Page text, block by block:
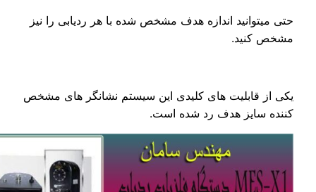
اندازه هدف مشخص شده با هر ردیابی را نیز
های کلیدی این سیستم نشانگر های مشخص
هدف رد شده است.